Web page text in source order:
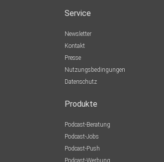
Service
Newsletter
Kontakt
Presse
Nutzungsbedingungen
Datenschutz
Produkte
Podcast-Beratung
Podcast-Jobs
Podcast-Push
Podcast-Werbung